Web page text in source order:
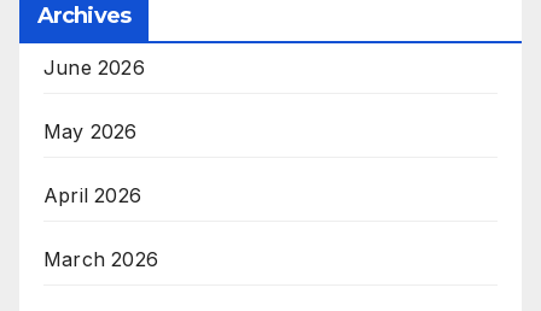
Archives
June 2026
May 2026
April 2026
March 2026